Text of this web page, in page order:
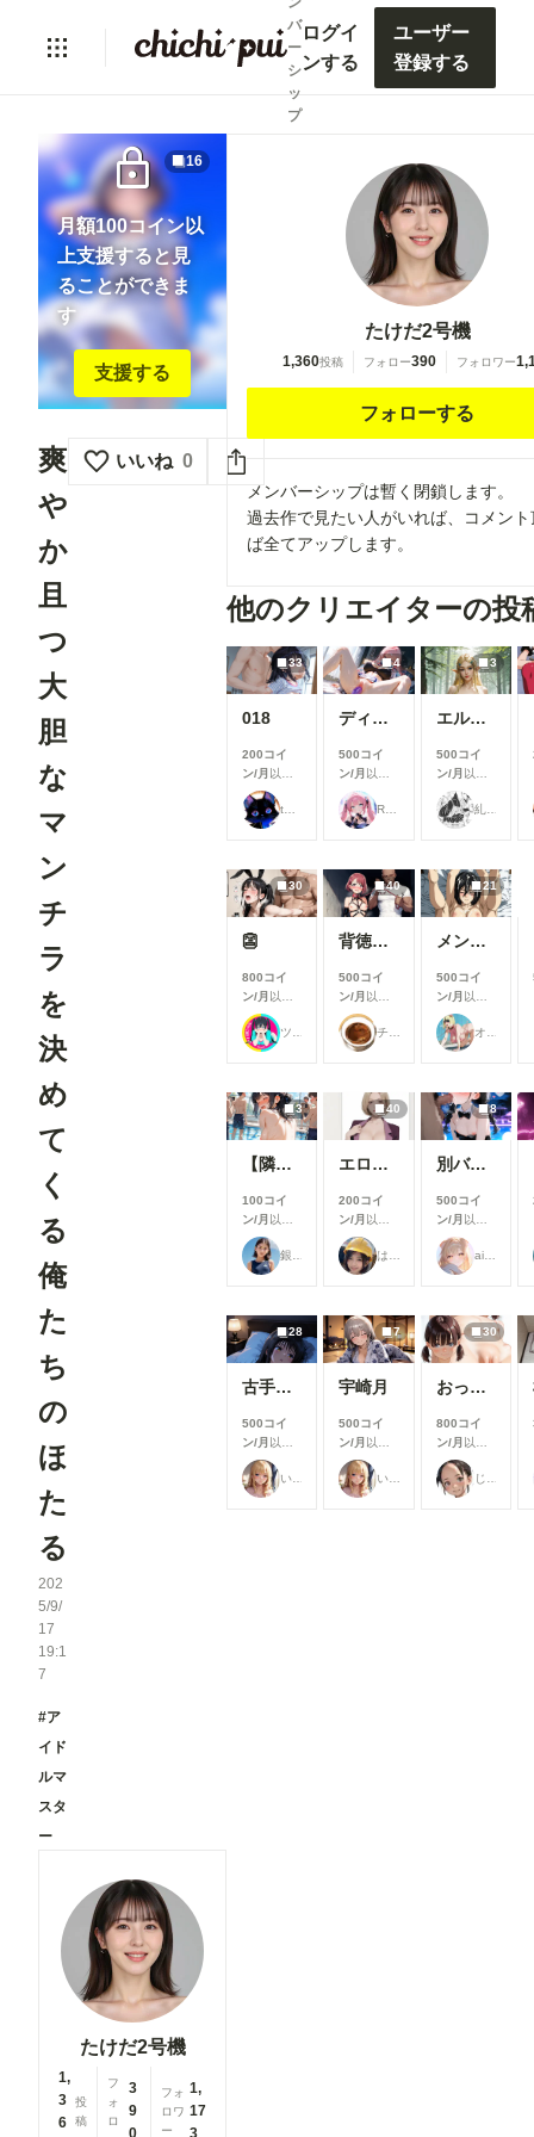
バ
ー
シ
ッ
プ
ログイ
ンする
ユーザー
登録する
lock
月額100コイン以
上支援すると見
ることができま
す
支援する
16
爽
や
か
且
つ
大
胆
な
マ
ン
チ
ラ
を
決
め
て
く
る
俺
た
ち
の
ほ
た
る
202
5/9/
17
19:1
7
#ア
イド
ルマ
スタ
ー
いいね 0
たけだ2号機
1,
3
6
投
稿
フ
ォ
ロ
3
9
フォ
ロワ
ー
1,
17
たけだ2号機
1,360投稿 フォロー390 フォロワー
フォローする
メンバーシップは暫く閉鎖します。
過去作で見たい人がいれば、コメン
ば全てアップします。
他のクリエイターの投
33
018
200コイ
ン/月 以上
支援すると
見ることが
できます
4
ディルドを入れ込んで
500コイ
ン/月 以上
支援すると
見ることが
できます
3
エルフの姫様(３枚)
500コイ
ン/月 以上
支援すると
見ることが
できます
糺ノ杜 胡瓜堂 （ただすのもり きゅうりどう）
30
👺
800コイ
ン/月 以上
支援すると
見ることが
できます
40
背徳の誘惑_花寺○どか04
500コイ
ン/月 以上
支援すると
見ることが
できます
21
メンシプ限定
500コイ
ン/月 以上
支援すると
見ることが
できます
3
【隣のお姉さん】お姉さんに群がるプール男子達⑦
100コイ
ン/月 以上
支援すると
見ることが
できます
40
エロジジイに操作されたパクノダ
200コイ
ン/月 以上
支援すると
見ることが
できます
8
別バージョンバニーさんナイトプール性接待
500コイ
ン/月 以上
支援すると
見ることが
できます
ailovepui
28
古手川唯
500コイ
ン/月 以上
支援すると
見ることが
できます
7
宇崎月
500コイ
ン/月 以上
支援すると
見ることが
できます
30
おっぱいあそこ
800コイ
ン/月 以上
支援すると
見ることが
できます